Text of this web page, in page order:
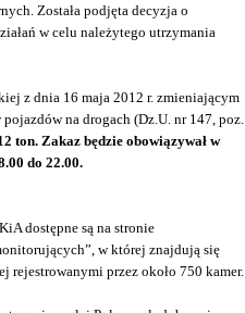
Została podjęta decyzja o
w celu należytego utrzymania
z dnia 16 maja 2012 r. zmieniającym
na drogach (Dz.U. nr 147, poz.
ton. Zakaz będzie obowiązywał w
do 22.00.
dostępne są na stronie
w której znajdują się
przez około 750 kamer.